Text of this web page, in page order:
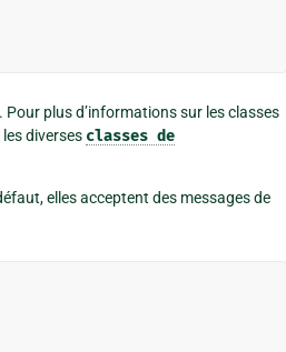
plus d’informations sur les classes
diverses classes de
elles acceptent des messages de